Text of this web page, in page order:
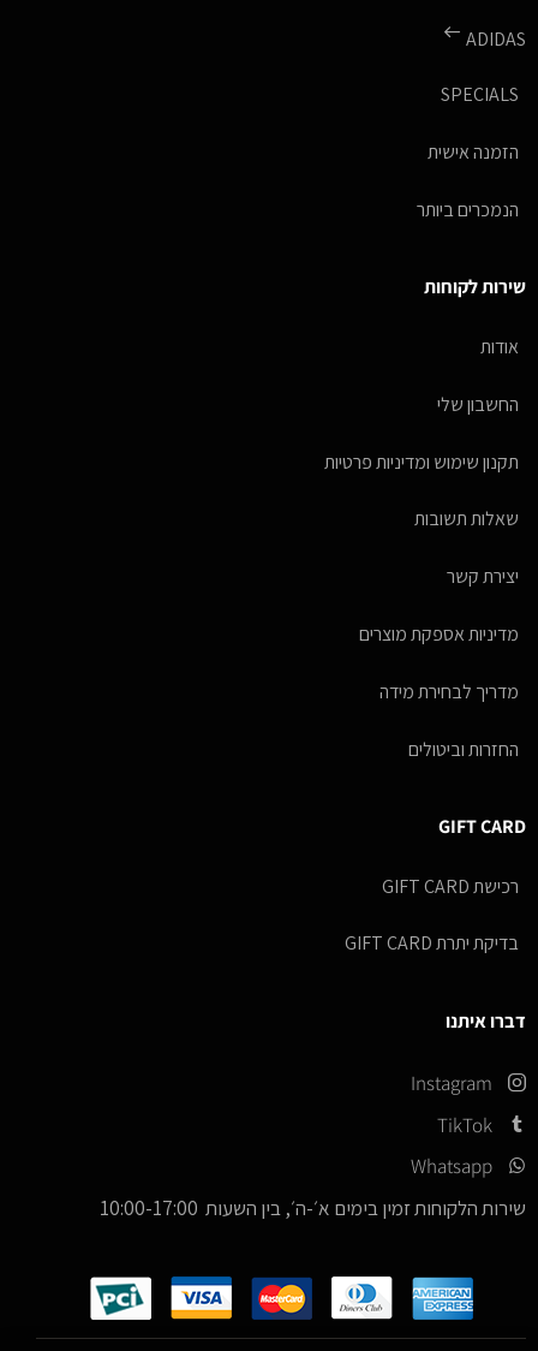
ADIDAS
SPECIALS
הזמנה אישית
הנמכרים ביותר
שירות לקוחות
אודות
החשבון שלי
תקנון שימוש ומדיניות פרטיות
שאלות תשובות
יצירת קשר
מדיניות אספקת מוצרים
מדריך לבחירת מידה
החזרות וביטולים
GIFT CARD
רכישת GIFT CARD
בדיקת יתרת GIFT CARD
דברו איתנו
Instagram
TikTok
Whatsapp
שירות הלקוחות זמין בימים א׳-ה׳, בין השעות 10:00-17:00